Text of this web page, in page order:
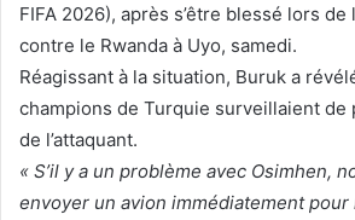
FIFA 2026), après s’être blessé lors
contre le Rwanda à Uyo, samedi.
Réagissant à la situation, Buruk a
champions de Turquie surveillaient de
de l’attaquant.
« S’il y a un problème avec Osimhen,
envoyer un avion immédiatement pour